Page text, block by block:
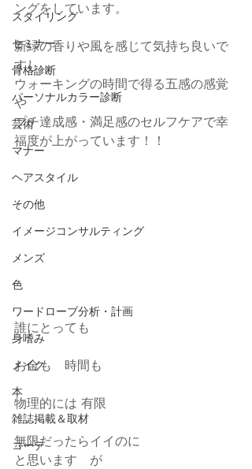
スタイリング
セミナー
骨格診断
パーソナルカラー診断
芸術
マナー
ヘアスタイル
その他
イメージコンサルティング
メンズ
色
ワードローブ分析・計画
身嗜み
メイク
本
雑誌掲載＆取材
コーデ
ングをしています。
新緑の香りや風を感じて気持ち良いで
すし、
ウォーキングの時間で得る五感の感覚
や
プチ達成感・満足感のセルフケアで幸
福度が上がっています！！
誰にとっても
お金も　時間も
物理的には 有限
無限だったらイイのに
と思います　が